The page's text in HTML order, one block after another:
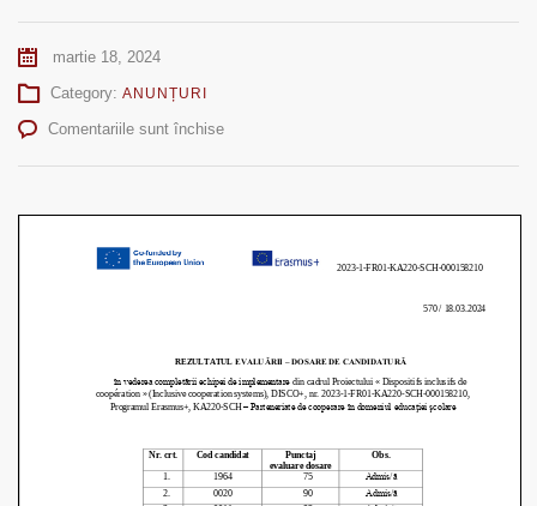
martie 18, 2024
Category: ANUNȚURI
Comentariile sunt închisepentru
DISCO+